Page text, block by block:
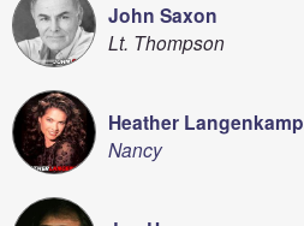
John Saxon
Lt. Thompson
Heather Langenkamp
Nancy